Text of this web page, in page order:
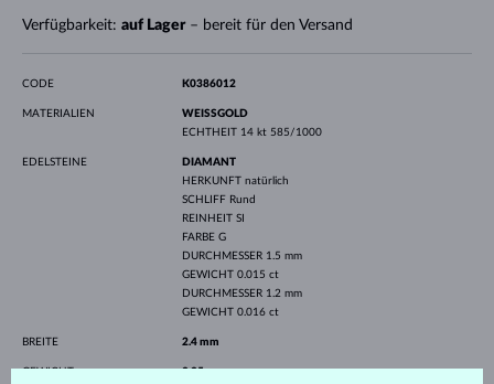
Verfügbarkeit: auf Lager– bereit für den Versand
CODE K0386012
MATERIALIEN
WEISSGOLD
ECHTHEIT 14 kt 585/1000
EDELSTEINE
DIAMANT
HERKUNFT natürlich
SCHLIFF Rund
REINHEIT SI
FARBE G
DURCHMESSER 1.5 mm
GEWICHT 0.015 ct
DURCHMESSER 1.2 mm
GEWICHT 0.016 ct
BREITE 2.4 mm
GEWICHT 2.25 g